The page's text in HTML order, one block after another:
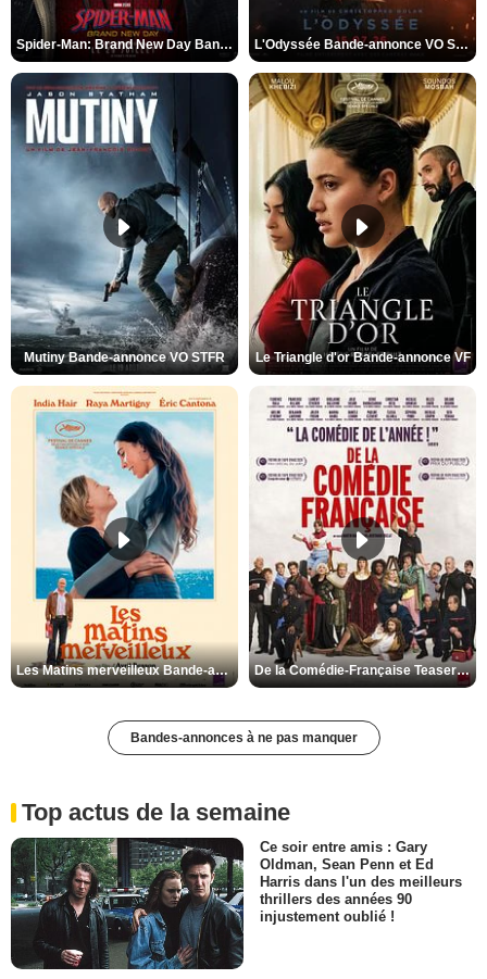
Spider-Man: Brand New Day Bande-annonce VO STFR L'Odyssée Bande-annonce VO STFR
Mutiny Bande-annonce VO STFR Le Triangle d'or Bande-annonce VF
Les Matins merveilleux Bande-annonce VF De la Comédie-Française Teaser VF
Bandes-annonces à ne pas manquer
Top actus de la semaine
Ce soir entre amis : Gary
Oldman, Sean Penn et Ed
Harris dans l'un des meilleurs
thrillers des années 90
injustement oublié !